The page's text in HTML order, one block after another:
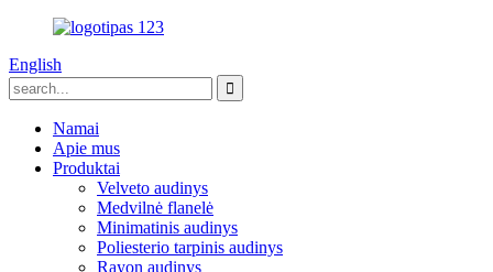
English
Namai
Apie mus
Produktai
Velveto audinys
Medvilnė flanelė
Minimatinis audinys
Poliesterio tarpinis audinys
Rayon audinys